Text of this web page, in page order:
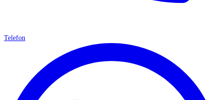
Telefon